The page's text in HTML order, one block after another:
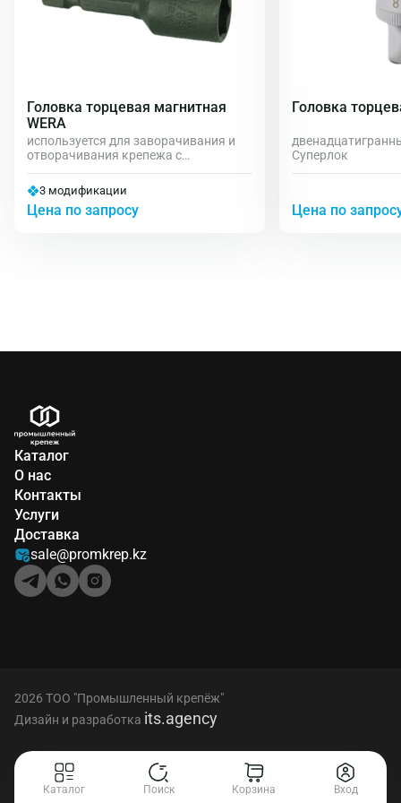
Каталог Поиск Корзина Вход
Головка торцевая магнитная
WERA
используется для заворачивания и
отворачивания крепежа с
нужно использовать вместе с
шуруповертом или отверткой для бит
3 модификации
Цена по запросу
Головка
Суперлок
Цена по
Каталог
О нас
Контакты
Услуги
Доставка
sale@promkrep.kz
2026 ТОО "Промышленный крепёж"
Дизайн и разработка its.agency